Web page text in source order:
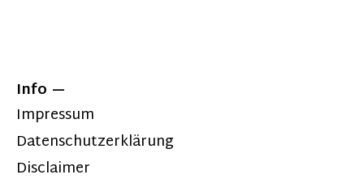
Info
Impressum
Datenschutzerklärung
Disclaimer